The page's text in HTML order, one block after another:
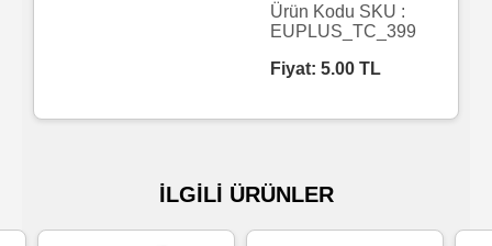
Mendiller
Ürün Kodu SKU :
EUPLUS_TC_399
Fiyat: 5.00 TL
İLGİLİ ÜRÜNLER